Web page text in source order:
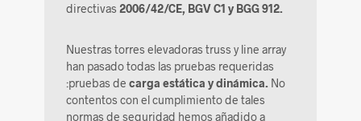
directivas 2006/42/CE, BGV C1 y BGG 912.
Nuestras torres elevadoras truss y line array
han pasado todas las pruebas requeridas
:pruebas de carga estática y dinámica. No
contentos con el cumplimiento de tales
normas de seguridad hemos añadido a